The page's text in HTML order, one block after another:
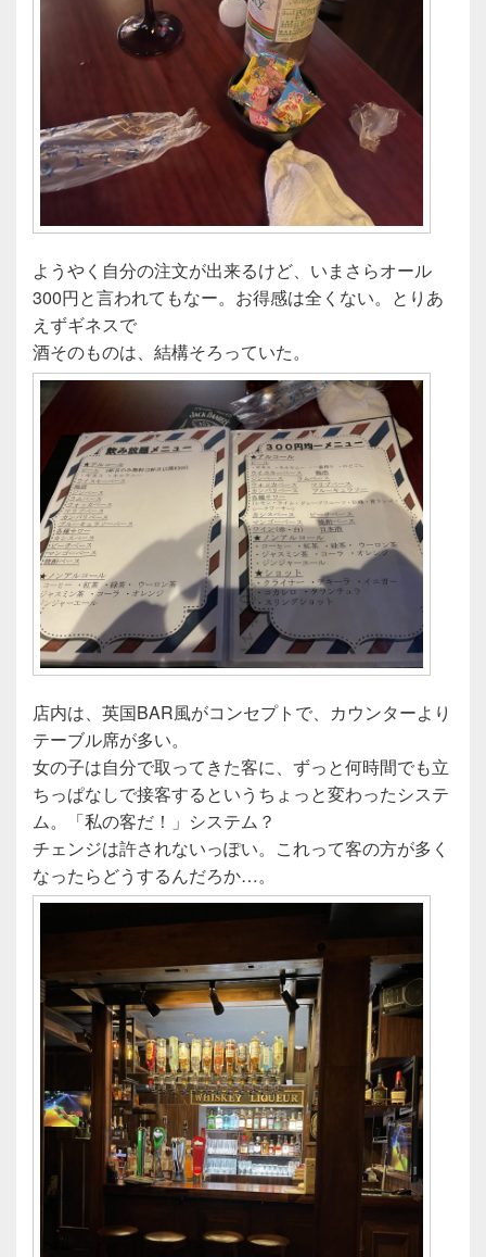
ようやく自分の注文が出来るけど、いまさらオール
300円と言われてもなー。お得感は全くない。とりあ
えずギネスで
酒そのものは、結構そろっていた。
店内は、英国BAR風がコンセプトで、カウンターより
テーブル席が多い。
女の子は自分で取ってきた客に、ずっと何時間でも立
ちっぱなしで接客するというちょっと変わったシステ
ム。「私の客だ！」システム？
チェンジは許されないっぽい。これって客の方が多く
なったらどうするんだろか…。